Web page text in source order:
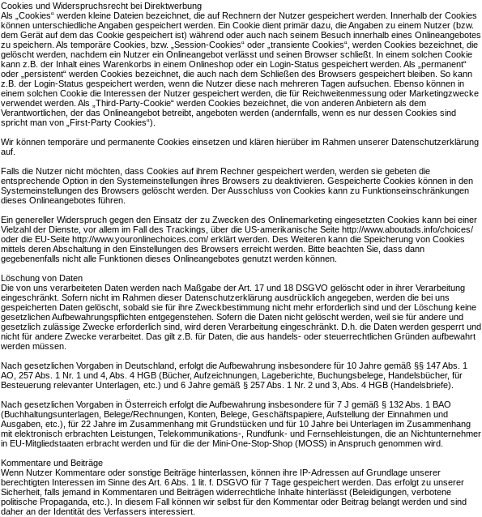
Cookies und Widerspruchsrecht bei Direktwerbung
Als „Cookies“ werden kleine Dateien bezeichnet, die auf Rechnern der Nutzer gespeichert werden. Innerhalb der Cookies
können unterschiedliche Angaben gespeichert werden. Ein Cookie dient primär dazu, die Angaben zu einem Nutzer (bzw.
dem Gerät auf dem das Cookie gespeichert ist) während oder auch nach seinem Besuch innerhalb eines Onlineangebotes
zu speichern. Als temporäre Cookies, bzw. „Session-Cookies“ oder „transiente Cookies“, werden Cookies bezeichnet, die
gelöscht werden, nachdem ein Nutzer ein Onlineangebot verlässt und seinen Browser schließt. In einem solchen Cookie
kann z.B. der Inhalt eines Warenkorbs in einem Onlineshop oder ein Login-Status gespeichert werden. Als „permanent“
oder „persistent“ werden Cookies bezeichnet, die auch nach dem Schließen des Browsers gespeichert bleiben. So kann
z.B. der Login-Status gespeichert werden, wenn die Nutzer diese nach mehreren Tagen aufsuchen. Ebenso können in
einem solchen Cookie die Interessen der Nutzer gespeichert werden, die für Reichweitenmessung oder Marketingzwecke
verwendet werden. Als „Third-Party-Cookie“ werden Cookies bezeichnet, die von anderen Anbietern als dem
Verantwortlichen, der das Onlineangebot betreibt, angeboten werden (andernfalls, wenn es nur dessen Cookies sind
spricht man von „First-Party Cookies“).
Wir können temporäre und permanente Cookies einsetzen und klären hierüber im Rahmen unserer Datenschutzerklärung
auf.
Falls die Nutzer nicht möchten, dass Cookies auf ihrem Rechner gespeichert werden, werden sie gebeten die
entsprechende Option in den Systemeinstellungen ihres Browsers zu deaktivieren. Gespeicherte Cookies können in den
Systemeinstellungen des Browsers gelöscht werden. Der Ausschluss von Cookies kann zu Funktionseinschränkungen
dieses Onlineangebotes führen.
Ein genereller Widerspruch gegen den Einsatz der zu Zwecken des Onlinemarketing eingesetzten Cookies kann bei einer
Vielzahl der Dienste, vor allem im Fall des Trackings, über die US-amerikanische Seite http://www.aboutads.info/choices/
oder die EU-Seite http://www.youronlinechoices.com/ erklärt werden. Des Weiteren kann die Speicherung von Cookies
mittels deren Abschaltung in den Einstellungen des Browsers erreicht werden. Bitte beachten Sie, dass dann
gegebenenfalls nicht alle Funktionen dieses Onlineangebotes genutzt werden können.
Löschung von Daten
Die von uns verarbeiteten Daten werden nach Maßgabe der Art. 17 und 18 DSGVO gelöscht oder in ihrer Verarbeitung
eingeschränkt. Sofern nicht im Rahmen dieser Datenschutzerklärung ausdrücklich angegeben, werden die bei uns
gespeicherten Daten gelöscht, sobald sie für ihre Zweckbestimmung nicht mehr erforderlich sind und der Löschung keine
gesetzlichen Aufbewahrungspflichten entgegenstehen. Sofern die Daten nicht gelöscht werden, weil sie für andere und
gesetzlich zulässige Zwecke erforderlich sind, wird deren Verarbeitung eingeschränkt. D.h. die Daten werden gesperrt und
nicht für andere Zwecke verarbeitet. Das gilt z.B. für Daten, die aus handels- oder steuerrechtlichen Gründen aufbewahrt
werden müssen.
Nach gesetzlichen Vorgaben in Deutschland, erfolgt die Aufbewahrung insbesondere für 10 Jahre gemäß §§ 147 Abs. 1
AO, 257 Abs. 1 Nr. 1 und 4, Abs. 4 HGB (Bücher, Aufzeichnungen, Lageberichte, Buchungsbelege, Handelsbücher, für
Besteuerung relevanter Unterlagen, etc.) und 6 Jahre gemäß § 257 Abs. 1 Nr. 2 und 3, Abs. 4 HGB (Handelsbriefe).
Nach gesetzlichen Vorgaben in Österreich erfolgt die Aufbewahrung insbesondere für 7 J gemäß § 132 Abs. 1 BAO
(Buchhaltungsunterlagen, Belege/Rechnungen, Konten, Belege, Geschäftspapiere, Aufstellung der Einnahmen und
Ausgaben, etc.), für 22 Jahre im Zusammenhang mit Grundstücken und für 10 Jahre bei Unterlagen im Zusammenhang
mit elektronisch erbrachten Leistungen, Telekommunikations-, Rundfunk- und Fernsehleistungen, die an Nichtunternehmer
in EU-Mitgliedstaaten erbracht werden und für die der Mini-One-Stop-Shop (MOSS) in Anspruch genommen wird.
Kommentare und Beiträge
Wenn Nutzer Kommentare oder sonstige Beiträge hinterlassen, können ihre IP-Adressen auf Grundlage unserer
berechtigten Interessen im Sinne des Art. 6 Abs. 1 lit. f. DSGVO für 7 Tage gespeichert werden. Das erfolgt zu unserer
Sicherheit, falls jemand in Kommentaren und Beiträgen widerrechtliche Inhalte hinterlässt (Beleidigungen, verbotene
politische Propaganda, etc.). In diesem Fall können wir selbst für den Kommentar oder Beitrag belangt werden und sind
daher an der Identität des Verfassers interessiert.